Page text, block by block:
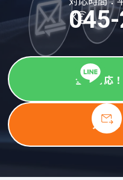
全国対応！
メール